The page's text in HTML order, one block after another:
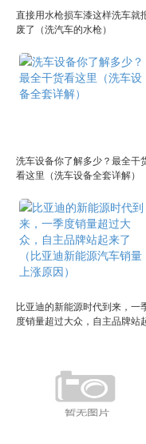
直接用水枪损车漆这样洗车就
废了（洗汽车的水枪）
洗车设备你了解多少？最全干
看这里（洗车设备全套详解）
比亚迪的新能源时代到来，一
度销量超过大众，自主品牌站